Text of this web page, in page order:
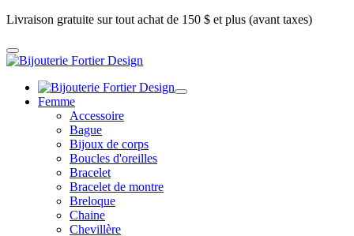
Livraison gratuite sur tout achat de 150 $ et plus (avant taxes)
Femme
Accessoire
Bague
Bijoux de corps
Boucles d'oreilles
Bracelet
Bracelet de montre
Breloque
Chaine
Chevillère